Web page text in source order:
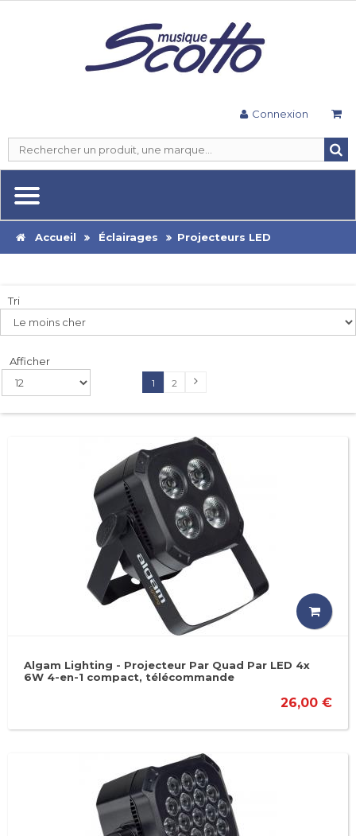
Connexion
Accueil Éclairages Projecteurs LED
1 2
Tri
Afficher
Algam Lighting - Projecteur Par Quad Par LED 4x
6W 4-en-1 compact, télécommande
26,00 €